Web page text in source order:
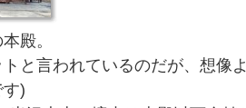
殿。
と言われているのだが、想像
)